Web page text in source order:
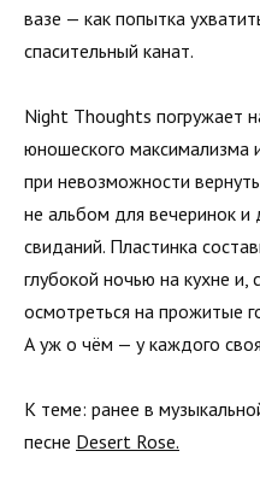
вазе — как попытка
спасительный канат.
Night Thoughts погружает
юношеского максимализма
при невозможности
не альбом для вечеринок
свиданий. Пластинка
глубокой ночью на кухне и,
осмотреться на прожитые
А уж о чём — у каждого
К теме: ранее в
песне Desert Rose.